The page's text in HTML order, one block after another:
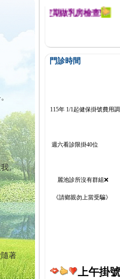
。
著
,提醒您定期做乳房檢查!
門診時間
115年 1/1起健保掛號費用
週六看診限掛40位
麗池診所沒有群組❌
《請鄉親勿上當受騙》
上午掛